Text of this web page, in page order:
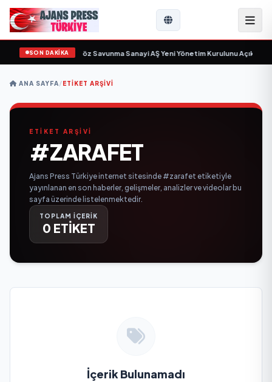
SON DAKİKA
gün sayıyor• Açıkgöz Savunma Sanayi AŞ Yeni Yönetim Kurulunu
ANA SAYFA/ETIKET ARŞIVI
ETİKET ARŞİVİ
#ZARAFET
Ajans Press Türkiye internet sitesinde #zarafet etiketiyle
yayınlanan en son haberler, gelişmeler, analizler ve videolar bu
sayfa üzerinde listelenmektedir.
TOPLAM İÇERİK
0 ETİKET
İçerik Bulunamadı